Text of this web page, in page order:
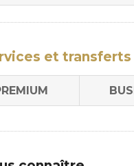
:
et transferts